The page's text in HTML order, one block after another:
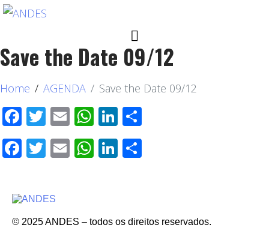
Save the Date 09/12
Home AGENDA Save the Date 09/12
Facebook
Twitter
EmailWhatsApp
LinkedIn
Facebook
Twitter
EmailWhatsApp
LinkedIn
© 2025 ANDES – todos os direitos reservados.